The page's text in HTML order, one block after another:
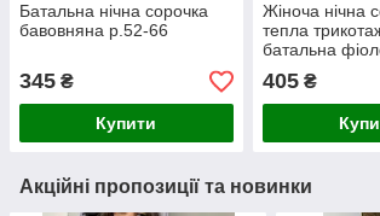
Батальна нічна сорочка
бавовняна р.52-66
345 ₴
Купити
Жіноча нічна
тепла
батальна
405₴
Акційні пропозиції та новинки